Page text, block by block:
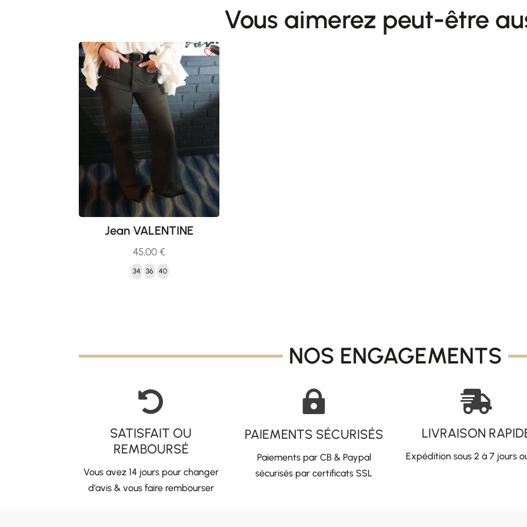
Vous aimerez peut-être
Jean VALENTINE
45,00 €
34 36 40
NOS ENGAGEMENTS

SATISFAIT OU
REMBOURSÉ
Vous avez 14 jours pour changer
d’avis & vous faire rembourser

PAIEMENTS SÉCURISÉS
Paiements par CB & Paypal
sécurisés par certificats SSL

LIVRAISON
Expédition sous 2 à 7 jours